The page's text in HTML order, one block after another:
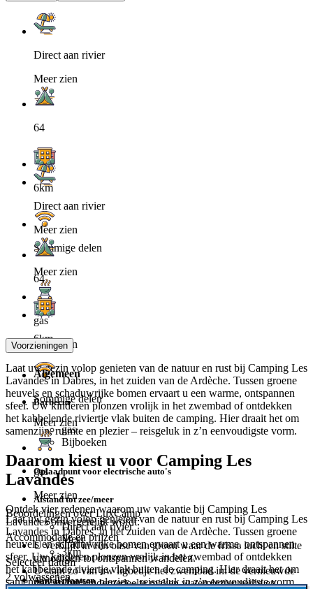
Direct aan rivier
Meer zien
64
6km
Sommige delen
Meer zien
gas
Meer zien
Laat uw gezin volop genieten van de natuur en rust bij Camping Les
Lavandes in Dabres, in het zuiden van de Ardèche. Tussen groene
heuvels en schaduwrijke bomen ervaart u een warme, ontspannen
sfeer. Uw kinderen plonzen vrolijk in het zwembad of ontdekken
het kabbelende riviertje vlak buiten de camping. Hier draait het om
samenzijn, ruimte en plezier – reisgeluk in z’n eenvoudigste vorm.
Daarom kiest u voor Camping Les
Lavandes
Ontdek vier redenen waarom uw vakantie bij Camping Les
Lavandes onvergetelijk wordt:
U verblijft in een oase van groen waar de frisse lucht en stilte
uitnodigen tot ontspannen wandelen.
U stapt zo van uw ligbedje het zwembad in: de vernieuwde
trap en het kindergedeelte maken waterplezier veilig en
Direct aan rivier
Meer zien
64
6km
Sommige delen
Meer zien
gas
Meer zien
Laat uw gezin volop genieten van de natuur en rust bij Camping Les
Lavandes in Dabres, in het zuiden van de Ardèche. Tussen groene
heuvels en schaduwrijke bomen ervaart u een warme, ontspannen
sfeer. Uw kinderen plonzen vrolijk in het zwembad of ontdekken
het kabbelende riviertje vlak buiten de camping. Hier draait het om
samenzijn, ruimte en plezier – reisgeluk in z’n eenvoudigste vorm.
Voorzieningen
Algemeen
Barbecue
gas
Bijboeken
Oplaadpunt voor electrische auto's
Afstand tot zee/meer
Direct aan rivier
Meer
3km
Aantal plaatsen
Beoordelingen over LuxCamp
Accommodatie en prijzen
Selecteer datum
2 volwassenen